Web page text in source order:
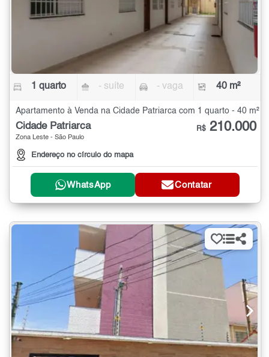
1 quarto - suíte - vaga 40 m²
Apartamento à Venda na Cidade Patriarca com 1 quarto - 40 m²
Cidade Patriarca
Zona Leste - São Paulo
Endereço no círculo do mapa
R$ 210.000
WhatsApp Contatar